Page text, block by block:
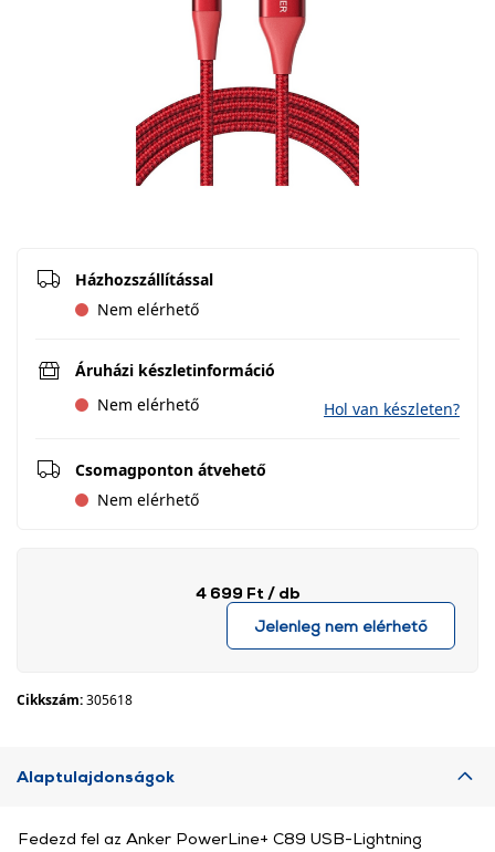
Házhozszállítással
Nem elérhető
Áruházi készletinformáció
Nem elérhető
Hol van készleten?
Csomagponton átvehető
Nem elérhető
4 699 Ft / db
Jelenleg nem elérhető
Cikkszám:305618
Alaptulajdonságok
Fedezd fel az Anker PowerLine+ C89 USB-Lightning